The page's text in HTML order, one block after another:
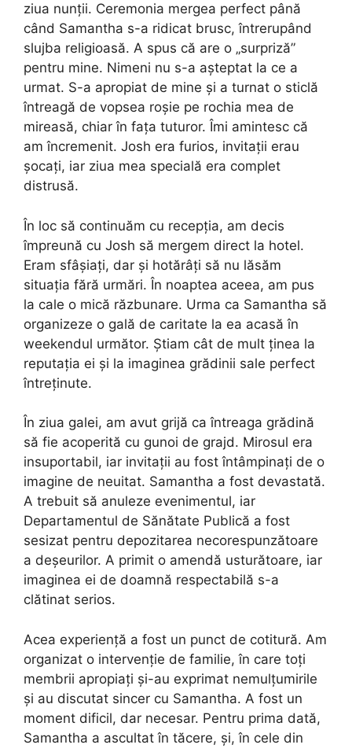
ziua nunții. Ceremonia mergea perfect până
când Samantha s-a ridicat brusc, întrerupând
slujba religioasă. A spus că are o „surpriză”
pentru mine. Nimeni nu s-a așteptat la ce a
urmat. S-a apropiat de mine și a turnat o sticlă
întreagă de vopsea roșie pe rochia mea de
mireasă, chiar în fața tuturor. Îmi amintesc că
am încremenit. Josh era furios, invitații erau
șocați, iar ziua mea specială era complet
distrusă.
În loc să continuăm cu recepția, am decis
împreună cu Josh să mergem direct la hotel.
Eram sfâșiați, dar și hotărâți să nu lăsăm
situația fără urmări. În noaptea aceea, am pus
la cale o mică răzbunare. Urma ca Samantha să
organizeze o gală de caritate la ea acasă în
weekendul următor. Știam cât de mult ținea la
reputația ei și la imaginea grădinii sale perfect
întreținute.
În ziua galei, am avut grijă ca întreaga grădină
să fie acoperită cu gunoi de grajd. Mirosul era
insuportabil, iar invitații au fost întâmpinați de o
imagine de neuitat. Samantha a fost devastată.
A trebuit să anuleze evenimentul, iar
Departamentul de Sănătate Publică a fost
sesizat pentru depozitarea necorespunzătoare
a deșeurilor. A primit o amendă usturătoare, iar
imaginea ei de doamnă respectabilă s-a
clătinat serios.
Acea experiență a fost un punct de cotitură. Am
organizat o intervenție de familie, în care toți
membrii apropiați și-au exprimat nemulțumirile
și au discutat sincer cu Samantha. A fost un
moment dificil, dar necesar. Pentru prima dată,
Samantha a ascultat în tăcere, și, în cele din